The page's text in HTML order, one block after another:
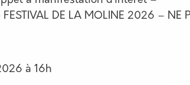
DE LA MOLINE 2026 – NE
à 16h